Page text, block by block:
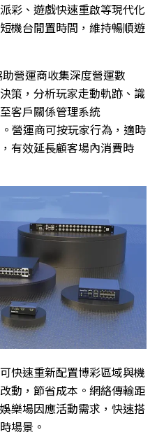
彩、遊戲快速重啟等現代化
機台閒置時間，維持暢順遊
營運商收集深度營運數
策，分析玩家走動軌跡、識
客戶關係管理系統
營運商可按玩家行為，適時
有效延長顧客場內消費時
快速重新配置博彩區域與機
動，節省成本。網絡傳輸距
樂場因應活動需求，快速搭
場景。